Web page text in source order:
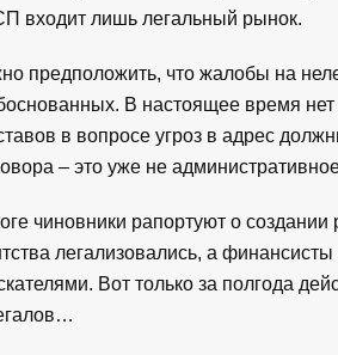
входит лишь легальный рынок.
предположить, что жалобы на
В настоящее время
в вопросе угроз в адрес
– это уже не
чиновники рапортуют о
легализовались, а
Вот только за полгода